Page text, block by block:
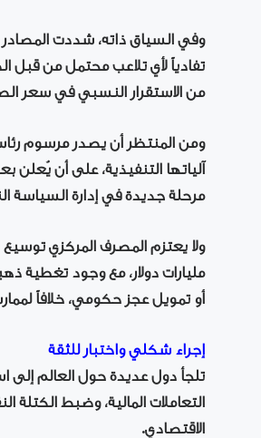
وفي السياق ذاته، شددت
تفادياً لأي تلاعب محتمل من قبل
من الاستقرار النسبي في سعر
ومن المنتظر أن يصدر مرسوم
آلياتها التنفيذية، على أن
مرحلة جديدة في إدارة السياسة
أو تمويل عجز حكومي، خلافاً
إجراء شكلي واختبار للثقة
تلجأ دول عديدة حول العالم إلى
التعاملات المالية، وضبط الكتلة
الاقتصادي.